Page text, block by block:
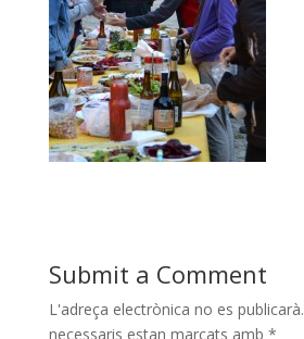
Submit a Comment
L'adreça electrònica no es publicarà.
necessaris estan marcats amb *